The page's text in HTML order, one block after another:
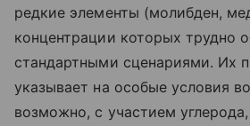
редкие элементы (молибден,
концентрации которых трудно
стандартными сценариями. Их
указывает на особые условия
возможно, с участием